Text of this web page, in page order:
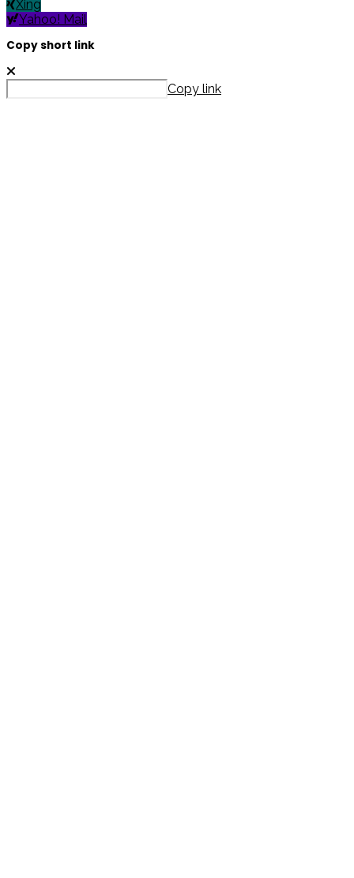
Xing
Yahoo! Mail
Copy short link
Copy link